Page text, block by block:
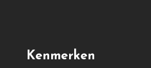
Kenmerken